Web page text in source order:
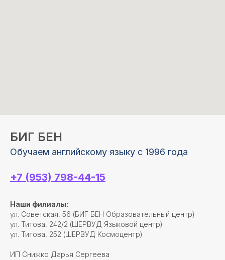
БИГ БЕН
Обучаем английскому языку с 1996 года
+7 (953) 798-44-15
Наши филиалы:
ул. Советская, 56 (БИГ БЕН Образовательный центр)
ул. Титова, 242/2 (ШЕРВУД Языковой центр)
ул. Титова, 252 (ШЕРВУД Космоцентр)
ИП Снижко Дарья Сергеева